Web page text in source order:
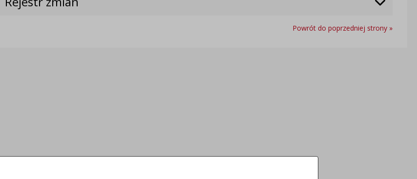
Powrót do poprzedniej strony »